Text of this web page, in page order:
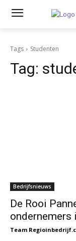
Tags Studenten
Tag:
Bedrijfsnieuws
De Rooi
ondernemers
Team